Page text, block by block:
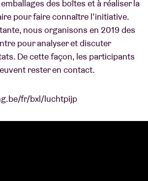
des boîtes et à réaliser la
pour faire connaître l’initiative.
nous organisons en 2019 des
pour analyser et discuter
De cette façon, les participants
rester en contact.
fr/bxl/luchtpijp